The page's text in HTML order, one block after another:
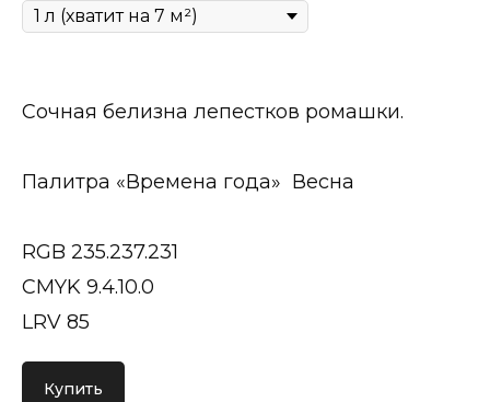
Сочная белизна лепестков ромашки.
Палитра «Времена года» Весна
RGB 235.237.231
CMYK 9.4.10.0
LRV 85
Купить